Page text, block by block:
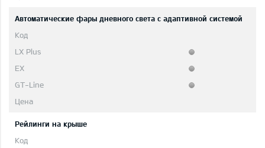
Автоматические фары дневного света с адаптивной системой
Рейлинги на крыше